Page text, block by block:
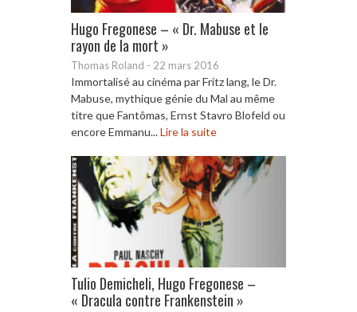
Hugo Fregonese – « Dr. Mabuse et le
rayon de la mort »
Thomas Roland - 22 mars 2016
Immortalisé au cinéma par Fritz lang, le Dr.
Mabuse, mythique génie du Mal au même
titre que Fantômas, Ernst Stavro Blofeld ou
encore Emmanu...Lire la suite
Tulio Demicheli, Hugo Fregonese –
« Dracula contre Frankenstein »